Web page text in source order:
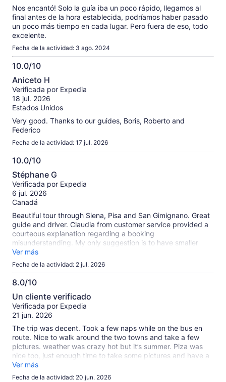
Nos encantó! Solo la guía iba un poco rápido, llegamos al
final antes de la hora establecida, podríamos haber pasado
un poco más tiempo en cada lugar. Pero fuera de eso, todo
excelente.
Fecha de la actividad: 3 ago. 2024
10.0/10
10.0
de
10
Aniceto H
Verificada por Expedia
18 jul. 2026
Estados Unidos
Very good. Thanks to our guides, Boris, Roberto and
Federico
Fecha de la actividad: 17 jul. 2026
10.0/10
10.0
de
10
Stéphane G
Verificada por Expedia
6 jul. 2026
Canadá
Beautiful tour through Siena, Pisa and San Gimignano. Great
guide and driver. Claudia from customer service provided a
courteous explanation regarding a booking
misunderstanding. My only suggestion is to have smaller
groups.
Ver más
Fecha de la actividad: 2 jul. 2026
8.0/10
8.0
de
10
Un cliente verificado
Verificada por Expedia
21 jun. 2026
The trip was decent. Took a few naps while on the bus en
route. Nice to walk around the two towns and take a few
pictures. weather was crazy hot but it’s summer. Piza was
nice too, just enough time to take some pictures and have a
drink or gelato. Tour group was pretty well organized.
Ver más
Fecha de la actividad: 20 jun. 2026